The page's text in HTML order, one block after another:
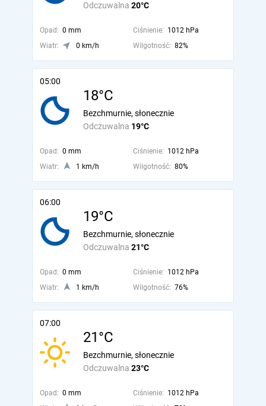
Odczuwalna 20°C
Opad: 0 mm Ciśnienie: 1012 hPa
Wiatr:
0 km/h Wilgotność: 82%
05:00
18°C
Odczuwalna 19°C
Bezchmurnie, słonecznie
Opad: 0 mm Ciśnienie: 1012 hPa
Wiatr:
1 km/h Wilgotność: 80%
06:00
19°C
Odczuwalna 21°C
Bezchmurnie, słonecznie
Opad: 0 mm Ciśnienie: 1012 hPa
Wiatr:
1 km/h Wilgotność: 76%
07:00
21°C
Odczuwalna 23°C
Bezchmurnie, słonecznie
Opad: 0 mm Ciśnienie: 1012 hPa